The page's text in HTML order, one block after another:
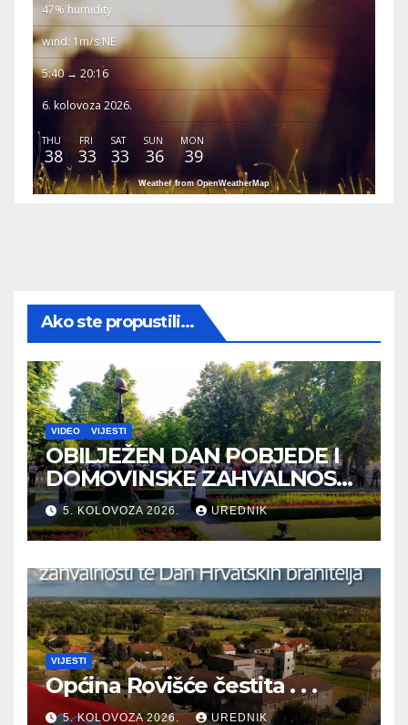
47% humidity
wind: 1m/s NE
5:40 → 20:16
6. kolovoza 2026.
THU
38
FRI
33
SAT
33
SUN
36
MON
39
Weather from OpenWeatherMap
Ako ste propustili...
VIDEO VIJESTI
OBILJEŽEN DAN POBJEDE I
DOMOVINSKE ZAHVALNOSTI
TE DAN HRVATSKIH
BRANITELJA
5. KOLOVOZA 2026. UREDNIK
VIJESTI
Općina Rovišće čestita . . .
5. KOLOVOZA 2026. UREDNIK